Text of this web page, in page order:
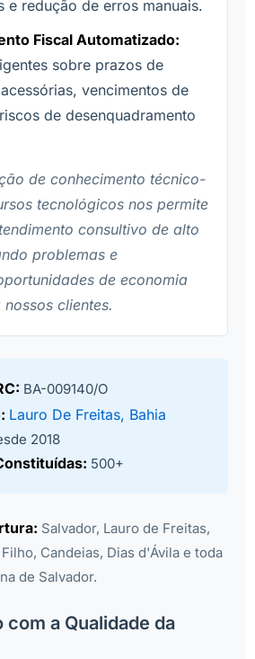
e redução de erros manuais.
Fiscal Automatizado:
sobre prazos de
vencimentos de
de desenquadramento
de conhecimento técnico-
tecnológicos nos permite
consultivo de alto
problemas e
de economia
clientes.
BA-009140/O
Lauro De Freitas, Bahia
2018
500+
Salvador, Lauro de Freitas,
Candeias, Dias d'Ávila e toda
de Salvador.
a Qualidade da